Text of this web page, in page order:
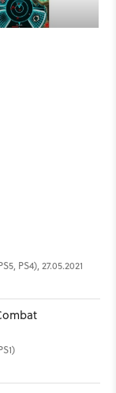
PS4), 27.05.2021